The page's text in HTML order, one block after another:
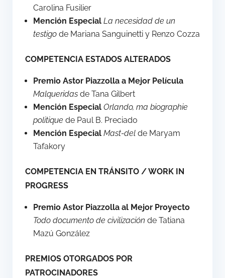
Carolina Fusilier
Mención Especial La necesidad de un
testigo de Mariana Sanguinetti y Renzo Cozza
COMPETENCIA ESTADOS ALTERADOS
Premio Astor Piazzolla a Mejor Película
Malqueridas de Tana Gilbert
Mención Especial Orlando, ma biographie
politique de Paul B. Preciado
Mención Especial Mast-del de Maryam
Tafakory
COMPETENCIA EN TRÁNSITO / WORK IN
PROGRESS
Premio Astor Piazzolla al Mejor Proyecto
Todo documento de civilización de Tatiana
Mazú González
PREMIOS OTORGADOS POR
PATROCINADORES